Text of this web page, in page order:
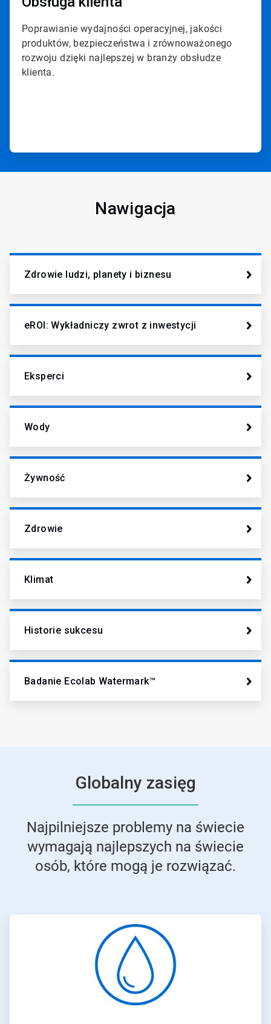
Poprawianie wydajności operacyjnej, jakości
produktów, bezpieczeństwa i zrównoważonego
rozwoju dzięki najlepszej w branży obsłudze
klienta.
Nawigacja
Zdrowie ludzi, planety i biznesu
eROI: Wykładniczy zwrot z inwestycji
Eksperci
Wody
Żywność
Zdrowie
Klimat
Historie sukcesu
Badanie Ecolab Watermark™
Globalny zasięg
Najpilniejsze problemy na świecie
wymagają najlepszych na świecie
osób, które mogą je rozwiązać.
1
dla